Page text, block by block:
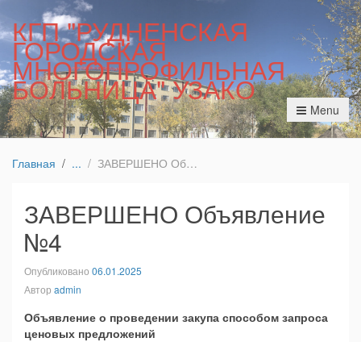
КГП "РУДНЕНСКАЯ
ГОРОДСКАЯ
МНОГОПРОФИЛЬНАЯ
БОЛЬНИЦА" УЗАКО
Menu
Главная ЗАВЕРШЕНО Объявление №4
ЗАВЕРШЕНО Объявление
№4
Опубликовано 06.01.2025
Автор admin
Объявление о проведении закупа способом запроса
ценовых предложений